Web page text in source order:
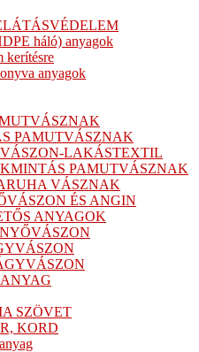
háló) anyagok
kerítésre
anyagok
PAMUTVÁSZNAK
LAKÁSTEXTIL
PAMUTVÁSZNAK
VÁSZNAK
ÉS ANGIN
ANYAGOK
SZÖVET
KORD